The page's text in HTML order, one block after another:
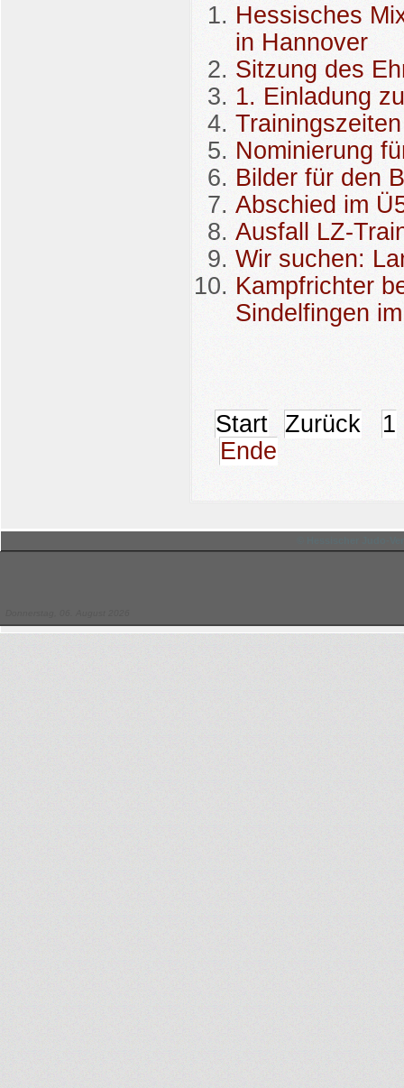
Hessisches
in Hannover
Sitzung des
1. Einladung
Nominierung
Bilder für den
Abschied im
Ausfall LZ-
Wir suchen:
Kampfrichter
Sindelfingen
Start Zurück
1
Ende